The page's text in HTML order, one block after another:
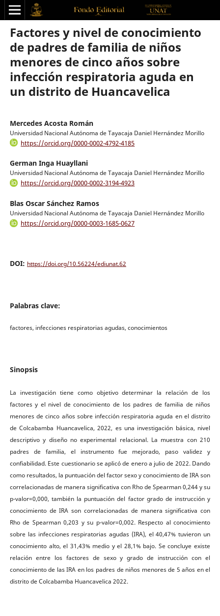
Factores y nivel de conocimiento
de padres de familia de niños
menores de cinco años sobre
infección respiratoria aguda en
un distrito de Huancavelica
Mercedes Acosta Román
Universidad Nacional Autónoma de Tayacaja Daniel Hernández Morillo
https://orcid.org/0000-0002-4792-4185
German Inga Huayllani
Universidad Nacional Autónoma de Tayacaja Daniel Hernández Morillo
https://orcid.org/0000-0002-3194-4923
Blas Oscar Sánchez Ramos
Universidad Nacional Autónoma de Tayacaja Daniel Hernández Morillo
https://orcid.org/0000-0003-1685-0627
DOI: https://doi.org/10.56224/ediunat.62
Palabras clave:
factores, infecciones respiratorias agudas, conocimientos
Sinopsis
La investigación tiene como objetivo determinar la relación de los
factores y el nivel de conocimiento de los padres de familia de niños
menores de cinco años sobre infección respiratoria aguda en el distrito
de Colcabamba Huancavelica, 2022, es una investigación básica, nivel
descriptivo y diseño no experimental relacional. La muestra con 210
padres de familia, el instrumento fue mejorado, paso validez y
confiabilidad. Este cuestionario se aplicó de enero a julio de 2022. Dando
como resultados, la puntuación del factor sexo y conocimiento de IRA son
correlacionadas de manera significativa con Rho de Spearman 0,244 y su
p-valor=0,000, también la puntuación del factor grado de instrucción y
conocimiento de IRA son correlacionadas de manera significativa con
Rho de Spearman 0,203 y su p-valor=0,002. Respecto al conocimiento
sobre las infecciones respiratorias agudas (IRA), el 40,47% tuvieron un
conocimiento alto, el 31,43% medio y el 28,1% bajo. Se concluye existe
relación entre los factores de sexo y grado de instrucción con el
conocimiento de las IRA en los padres de niños menores de 5 años en el
distrito de Colcabamba Huancavelica 2022.